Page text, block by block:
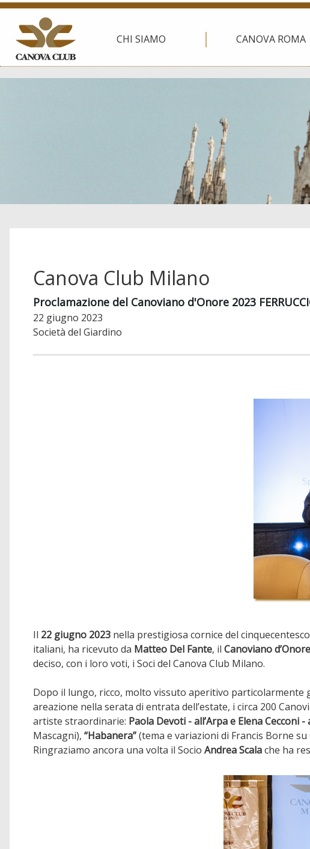
CHI SIAMO CANOVA ROMA
Canova Club Milano
Proclamazione del Canoviano d'Onore 2023
22 giugno 2023
Società del Giardino
Il 22 giugno 2023 nella prestigiosa cornice del cinquecentesco
italiani, ha ricevuto da Matteo Del Fante, il Canoviano
deciso, con i loro voti, i Soci del Canova Club Milano.
Dopo il lungo, ricco, molto vissuto aperitivo
areazione nella serata di entrata dell’estate, i circa 200
artiste straordinarie: Paola Devoti - all’Arpa e Elena Cecconi
Mascagni),“Habanera”(tema e variazioni di Francis Borne
Ringraziamo ancora una volta il SocioAndrea Scalache ha